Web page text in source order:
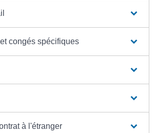
congés spécifiques
à l'étranger